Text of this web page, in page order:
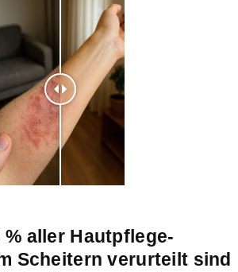
% aller Hautpflege-
Scheitern verurteilt sind